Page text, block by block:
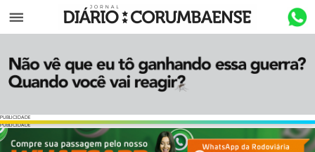
Menu
PUBLICIDADE
PUBLICIDADE